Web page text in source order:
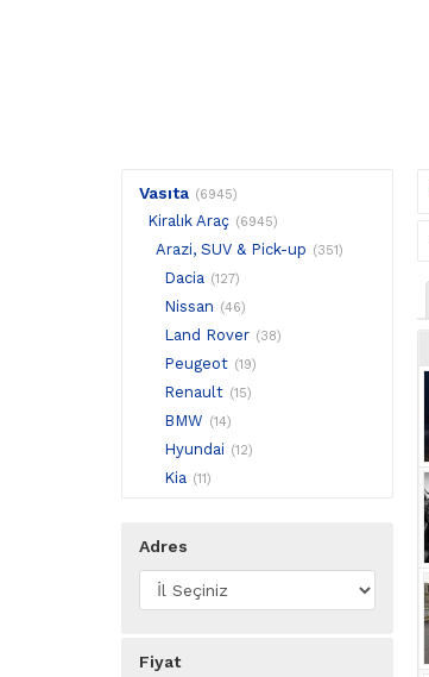
Vasıta (6945)
Kiralık Araç (6945)
Arazi, SUV & Pick-up (351)
Dacia (127)
Nissan (46)
Land Rover (38)
Peugeot (19)
Renault (15)
BMW (14)
Hyundai (12)
Kia (11)
Ford (7)
Adres
Fiyat